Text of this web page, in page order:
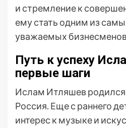
и стремление к
ему стать одним из
уважаемых бизнесменов
Путь к успеху
первые шаги
Ислам Итляшев родился
Россия. Еще с раннего
интерес к музыке и